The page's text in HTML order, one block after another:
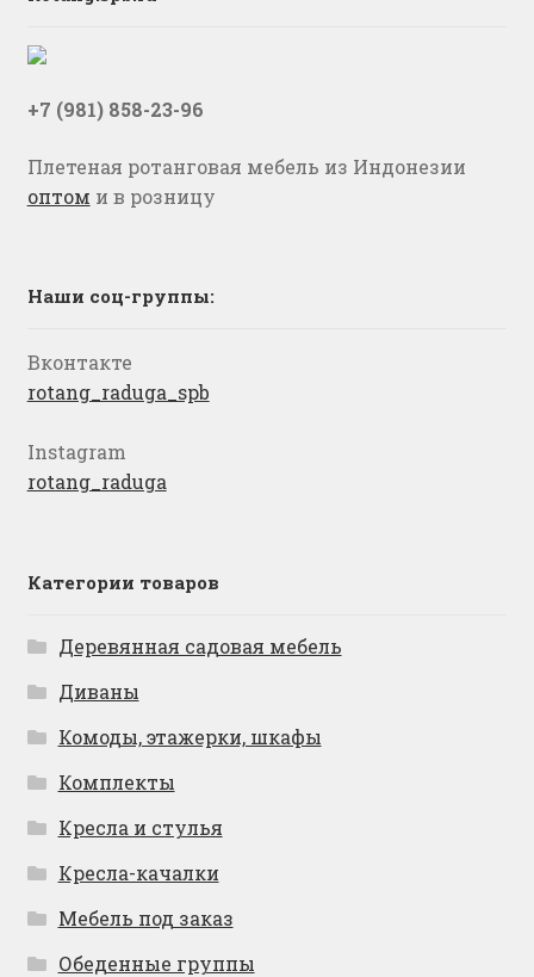
+7 (981) 858-23-96
Плетеная ротанговая мебель из Индонезии
оптом и в розницу
Наши соц-группы:
Вконтакте
rotang_raduga_spb
Instagram
rotang_raduga
Категории товаров
Деревянная садовая мебель
Диваны
Комоды, этажерки, шкафы
Комплекты
Кресла и стулья
Кресла-качалки
Мебель под заказ
Обеденные группы